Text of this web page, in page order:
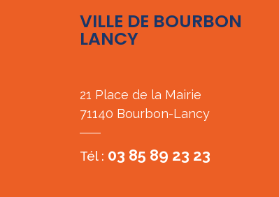
VILLE DE BOURBON
LANCY
21 Place de la Mairie
71140 Bourbon-Lancy
Tél : 03 85 89 23 23